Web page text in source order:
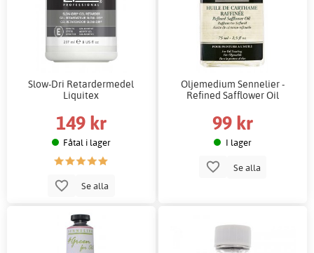
Slow-Dri Retardermedel
Liquitex
149 kr
Fåtal i lager
Se alla
Oljemedium Sennelier -
Refined Safflower Oil
99 kr
I lager
Se alla